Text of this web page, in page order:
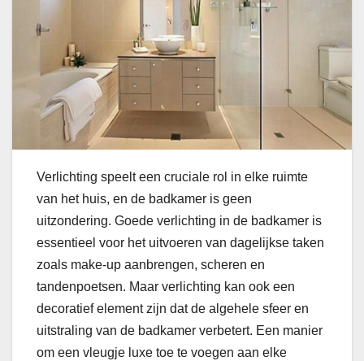
Verlichting speelt een cruciale rol in elke ruimte
van het huis, en de badkamer is geen
uitzondering. Goede verlichting in de badkamer is
essentieel voor het uitvoeren van dagelijkse taken
zoals make-up aanbrengen, scheren en
tandenpoetsen. Maar verlichting kan ook een
decoratief element zijn dat de algehele sfeer en
uitstraling van de badkamer verbetert. Een manier
om een vleugje luxe toe te voegen aan elke